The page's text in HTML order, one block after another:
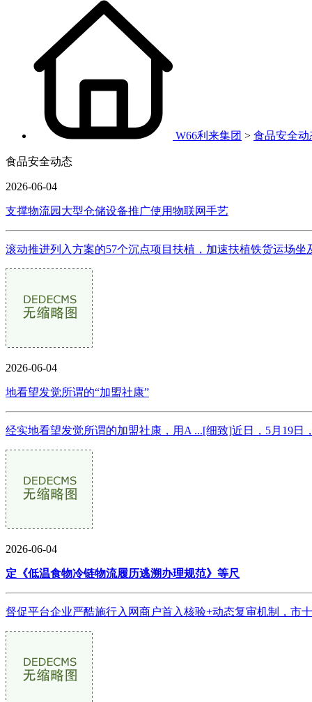
W66利来集团 > 食品安全动
食品安全动态
2026-06-04
支撑物流园大型仓储设备推广使用物联网手艺
滚动推进列入方案的57个沉点项目扶植，加速扶植铁货运场
2026-06-04
地看望发觉所谓的“加盟社康”
经实地看望发觉所谓的加盟社康，用A ...[细致]近日，5月19
2026-06-04
定《低温食物冷链物流履历逃溯办理规范》等尺
督促平台企业严酷施行入网商户首入核验+动态复审机制，市